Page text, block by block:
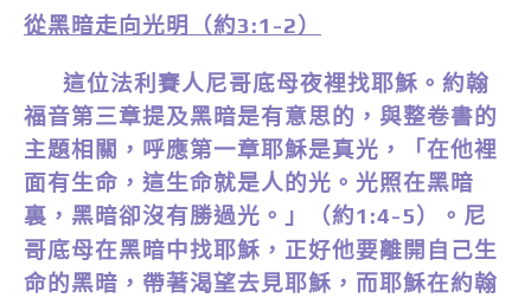
從黑暗走向光明（約3:1-2）
這位法利賽人尼哥底母夜裡找耶穌。約翰
福音第三章提及黑暗是有意思的，與整卷書的
主題相關，呼應第一章耶穌是真光，「在他裡
面有生命，這生命就是人的光。光照在黑暗
裏，黑暗卻沒有勝過光。」（約1:4-5）。尼
哥底母在黑暗中找耶穌，正好他要離開自己生
命的黑暗，帶著渴望去見耶穌，而耶穌在約翰